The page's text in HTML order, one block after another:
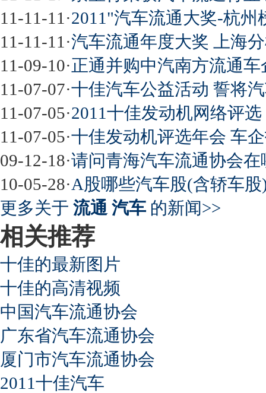
11-11-11 ·2011"汽车流通大奖-杭州
11-11-11 ·汽车流通年度大奖 上海
11-09-10·正通并购中汽南方流通
11-07-07·十佳汽车公益活动 誓将
11-07-05·2011十佳发动机网络评
11-07-05·十佳发动机评选年会 车
09-12-18·请问青海汽车流通协会在
10-05-28·A股哪些汽车股(含轿车
更多关于 流通 汽车 的新闻>>
相关推荐
十佳的最新图片
十佳的高清视频
中国汽车流通协会
广东省汽车流通协会
厦门市汽车流通协会
2011十佳汽车